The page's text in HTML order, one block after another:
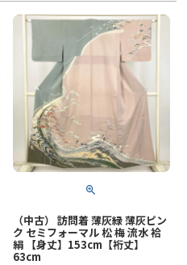
（中古） 訪問着 薄灰緑 薄灰ピン
ク セミフォーマル 松 梅 流水 袷
絹 【身丈】153cm【裄丈】
63cm